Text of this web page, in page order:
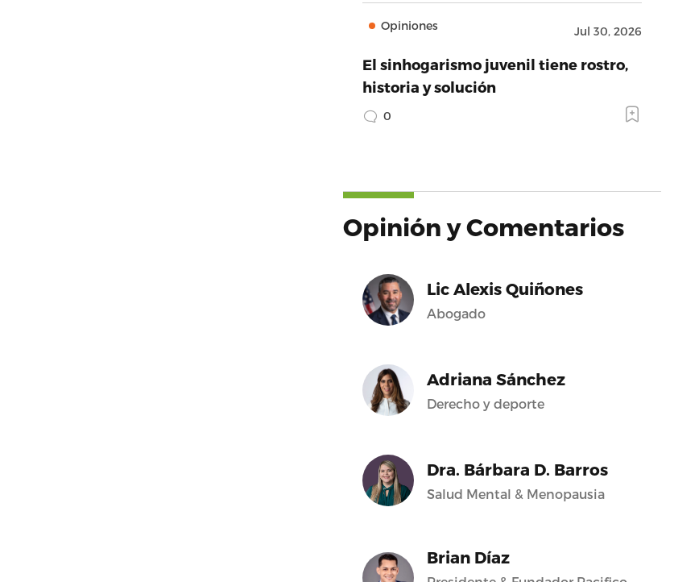
Opiniones Jul 30, 2026
El sinhogarismo juvenil tiene rostro,
historia y solución
0
Opinión y Comentarios
Lic Alexis Quiñones
Abogado
Adriana Sánchez
Derecho y deporte
Dra. Bárbara D. Barros
Salud Mental & Menopausia
Brian Díaz